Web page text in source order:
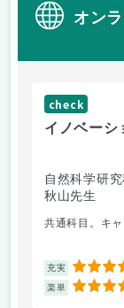
オン
check
イノベーシ
自然科学研
秋山先生
共通科目。キ
充実 5
楽単 5